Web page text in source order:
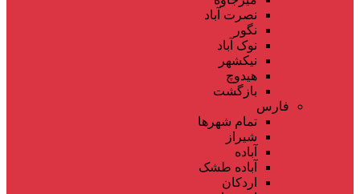
نصرت آباد
نگور
نوک آباد
نیکشهر
هیدوچ
بازگشت
فارس
تمام شهر‌ها
شیراز
آباده
آباده طشک
اردکان